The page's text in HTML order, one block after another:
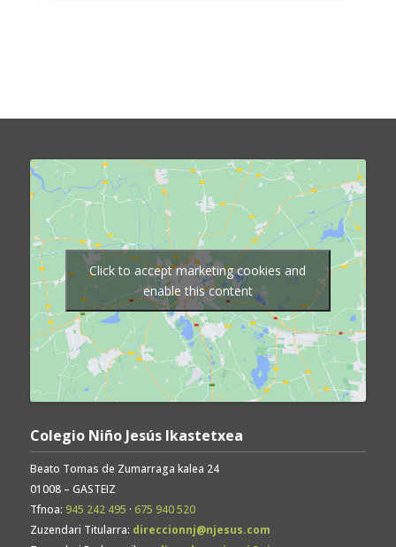
Click to accept marketing cookies and
enable this content
Colegio Niño Jesús Ikastetxea
Beato Tomas de Zumarraga kalea 24
01008 – GASTEIZ
Tfnoa: 945 242 495 · 675 940 520
Zuzendari Titularra: direccionnj@njesus.com